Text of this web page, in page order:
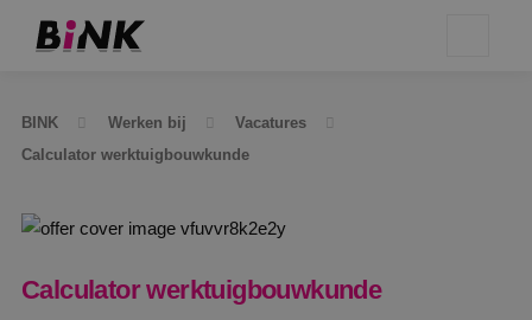
BINK Werken bij
Vacatures
Calculator werktuigbouwkunde
Calculator werktuigbouwkunde